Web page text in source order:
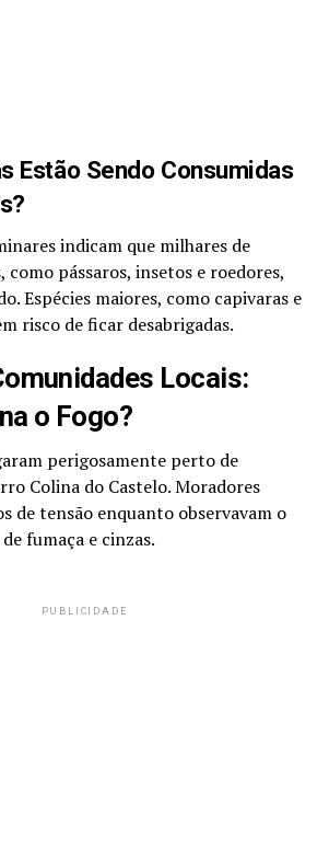
Estão Sendo Consumidas
indicam que milhares de
como pássaros, insetos e roedores,
Espécies maiores, como capivaras e
risco de ficar desabrigadas.
Locais:
o Fogo?
perigosamente perto de
Colina do Castelo. Moradores
de tensão enquanto observavam o
fumaça e cinzas.
PUBLICIDADE